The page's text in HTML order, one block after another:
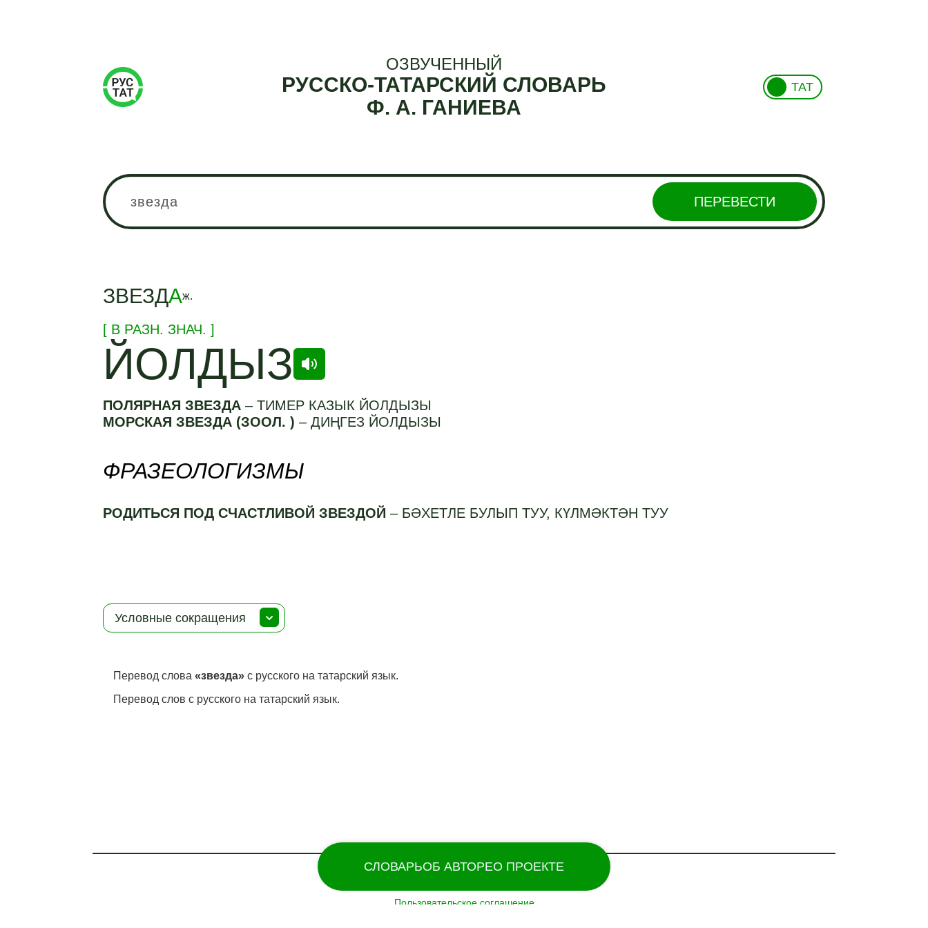
СЛОВАРЬОБ АВТОРЕО ПРОЕКТЕ
ОЗВУЧЕННЫЙ
РУССКО-ТАТАРСКИЙ СЛОВАРЬ
Ф. А. ГАНИЕВА
ТАТ
ПЕРЕВЕСТИ
ЗВЕЗДАж.
[ В РАЗН.ЗНАЧ. ]
ЙОЛДЫЗ
ПОЛЯРНАЯ ЗВЕЗДА–ТИМЕР КАЗЫК ЙОЛДЫЗЫ
МОРСКАЯ ЗВЕЗДА (ЗООЛ. )–ДИҢГЕЗ ЙОЛДЫЗЫ
ФРАЗЕОЛОГИЗМЫ
РОДИТЬСЯ ПОД СЧАСТЛИВОЙ ЗВЕЗДОЙ– БӘХЕТЛЕ БУЛЫП ТУУ, КҮЛМӘКТӘН ТУУ
Условные сокращения
Перевод слова«звезда» с русского на татарский язык.
Перевод слов с русского на татарский язык.
Пользовательское соглашение